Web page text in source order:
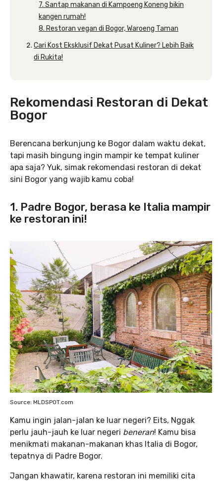
7. Santap makanan di Kampoeng Koneng bikin
kangen rumah!
8. Restoran vegan di Bogor, Waroeng Taman
Cari Kost Eksklusif Dekat Pusat Kuliner? Lebih Baik
di Rukita!
Rekomendasi Restoran di Dekat
Bogor
Berencana berkunjung ke Bogor dalam waktu dekat,
tapi masih bingung ingin mampir ke tempat kuliner
apa saja? Yuk, simak rekomendasi restoran di dekat
sini Bogor yang wajib kamu coba!
1. Padre Bogor, berasa ke Italia mampir
ke restoran ini!
Source: MLDSPOT.com
Kamu ingin jalan-jalan ke luar negeri? Eits, Nggak
perlu jauh-jauh ke luar negeri beneran! Kamu bisa
menikmati makanan-makanan khas Italia di Bogor,
tepatnya di Padre Bogor.
Jangan khawatir, karena restoran ini memiliki cita